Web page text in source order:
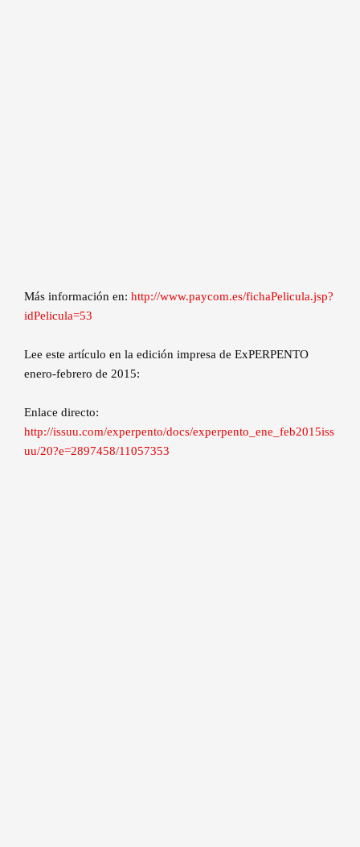
Más información en: http://www.paycom.es/fichaPelicula.jsp?
idPelicula=53
Lee este artículo en la edición impresa de ExPERPENTO
enero-febrero de 2015:
Enlace directo:
http://issuu.com/experpento/docs/experpento_ene_feb2015iss
uu/20?e=2897458/11057353